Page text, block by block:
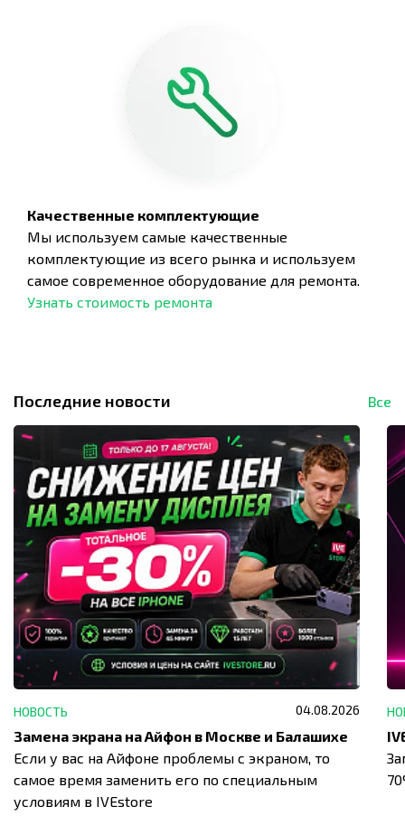
Качественные комплектующие
Мы используем самые качественные
комплектующие из всего рынка и используем
самое современное оборудование для ремонта.
Узнать стоимость ремонта
Последние новости Все
НОВОСТЬ 04.08.2026
Замена экрана на Айфон в Москве и Балашихе
Если у вас на Айфоне проблемы с экраном, то
самое время заменить его по специальным
условиям в IVEstore